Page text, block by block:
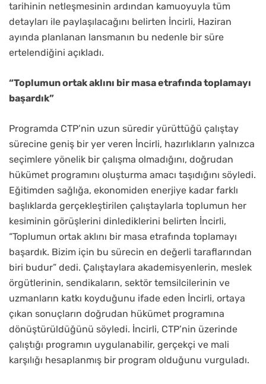
tarihinin netleşmesinin ardından kamuoyuyla tüm
detayları ile paylaşılacağını belirten İncirli, Haziran
ayında planlanan lansmanın bu nedenle bir süre
ertelendiğini açıkladı.
“Toplumun ortak aklını bir masa etrafında toplamayı
başardık”
Programda CTP’nin uzun süredir yürüttüğü çalıştay
sürecine geniş bir yer veren İncirli, hazırlıkların yalnızca
seçimlere yönelik bir çalışma olmadığını, doğrudan
hükümet programını oluşturma amacı taşıdığını söyledi.
Eğitimden sağlığa, ekonomiden enerjiye kadar farklı
başlıklarda gerçekleştirilen çalıştaylarla toplumun her
kesiminin görüşlerini dinlediklerini belirten İncirli,
“Toplumun ortak aklını bir masa etrafında toplamayı
başardık. Bizim için bu sürecin en değerli taraflarından
biri budur” dedi. Çalıştaylara akademisyenlerin, meslek
örgütlerinin, sendikaların, sektör temsilcilerinin ve
uzmanların katkı koyduğunu ifade eden İncirli, ortaya
çıkan sonuçların doğrudan hükümet programına
dönüştürüldüğünü söyledi. İncirli, CTP’nin üzerinde
çalıştığı programın uygulanabilir, gerçekçi ve mali
karşılığı hesaplanmış bir program olduğunu vurguladı.